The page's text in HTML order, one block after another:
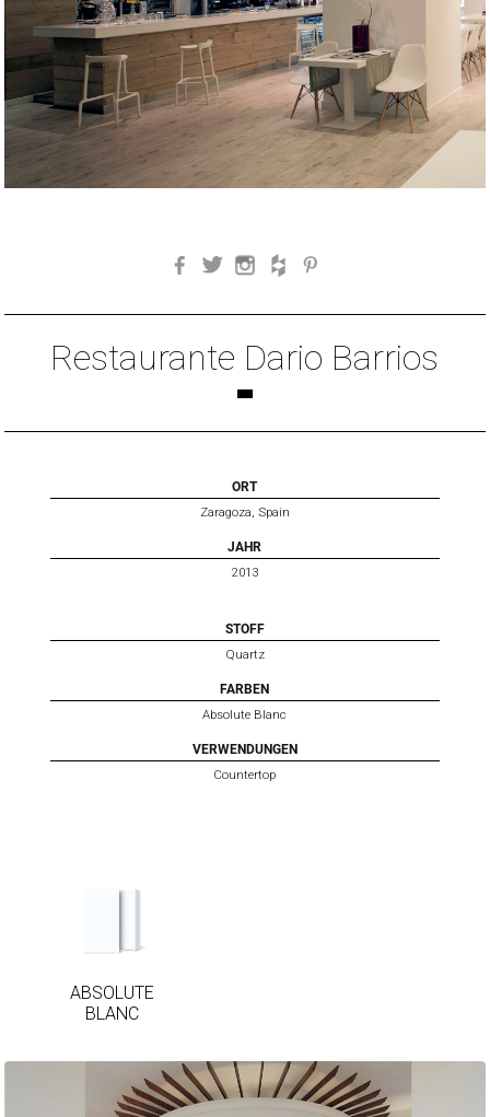
Facebook
TwitterInstagram
Houzz
Restaurante Dario Barrios
ORT
Zaragoza, Spain
JAHR
2013
STOFF
Quartz
FARBEN
Absolute Blanc
VERWENDUNGEN
Countertop
BLANC
ABSOLUTE
BLANC